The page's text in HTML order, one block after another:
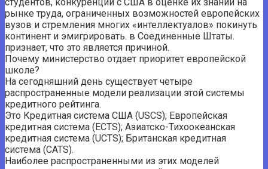
рынке труда, ограниченных возможностей европейских
вузов и стремления многих «интеллектуалов» покинуть
континент и эмигрировать. в Соединенные Штаты.
признает, что это является причиной.
Почему министерство отдает приоритет европейской
школе?
На сегодняшний день существует четыре
распространенные модели реализации этой системы
кредитного рейтинга.
Это Кредитная система США (USCS); Европейская
кредитная система (ECTS); Азиатско-Тихоокеанская
кредитная система (UCTS); Британская кредитная
система (CATS).
Наиболее распространенными из этих моделей